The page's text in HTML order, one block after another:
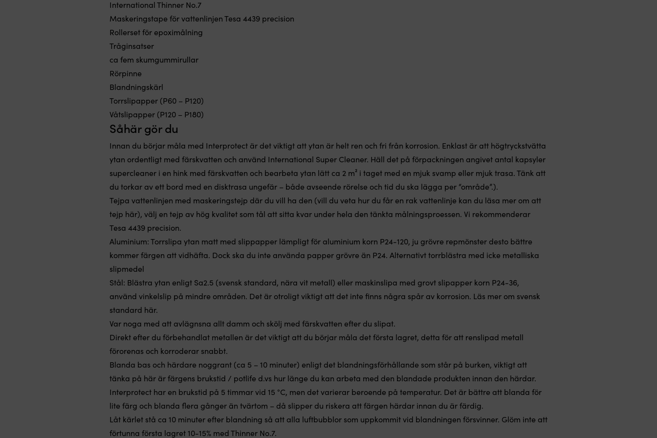
International Thinner No.7
Maskeringstape för vattenlinjen Tesa 4439 precision
Rollerset för epoximålning
Tråginsatser
ca fem skumgummirullar
Rörpinne
Blandningskärl
Torrslipapper (P60 – P120)
Våtslipapper (P120 – P180)
Såhär gör du
Innan du börjar måla med Interprotect är det viktigt att ytan är helt ren och fri från korrosion. Enklast är att högtryckstvätta
ytan ordentligt med färskvatten och använd International Super Cleaner. Häll det på förpackningen angivet antal kapsyler
supercleaner i en hink med färskvatten och bearbeta ytan lätt ca 2 m² i taget med en mjuk svamp eller mjuk trasa. Tänk att
du torkar av ett bord med en disktrasa ungefär – både avseende rörelse och tid du ska lägga per “område”.).
Tejpa vattenlinjen med maskeringstejp där du vill ha den (vill du veta hur du får en rak vattenlinje kan du läsa mer om att
tejp här), välj en tejp av hög kvalitet som tål att sitta kvar under hela den tänkta målningsproessen. Vi rekommenderar
Tesa 4439 precision.
Aluminium: Torrslipa ytan matt med slippapper lämpligt för aluminium korn P24-120, ju grövre repmönster desto bättre
kommer färgen att vidhäfta. Dock ska du inte använda papper grövre än P24. Alternativt torrblästra med icke metalliska
slipmedel
Stål: Blästra ytan enligt Sa2.5 (svensk standard, nära vit metall) eller maskinslipa med grovt slipapper korn P24-36,
använd vinkelslip på mindre områden. Det är otroligt viktigt att det inte finns några spår av korrosion. Läs mer om svensk
standard här.
Var noga med att avlägnsna allt damm och skölj med färskvatten efter du slipat.
Direkt efter du förbehandlat metallen är det viktigt att du börjar måla det första lagret, detta för att renslipad metall
förorenas och korroderar snabbt.
Blanda bas och härdare noggrant (ca 5 – 10 minuter) enligt det blandningsförhållande som står på burken, viktigt att
tänka på här är färgens brukstid / potlife d.vs hur länge du kan arbeta med den blandade produkten innan den härdar.
Interprotect har en brukstid på 5 timmar vid 15 °C, men det varierar beroende på temperatur. Det är bättre att blanda för
lite färg och blanda flera gånger än tvärtom – då slipper du riskera att färgen härdar innan du är färdig.
Låt kärlet stå ca 10 minuter efter blandning så att alla luftbubblor som uppkommit vid blandningen försvinner. Glöm inte att
förtunna första lagret 10-15% med Thinner No.7.